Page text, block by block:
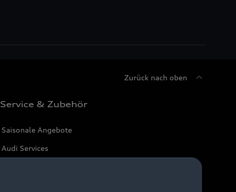
Zurück nach oben
Service & Zubehör
Saisonale Angebote
Audi Services